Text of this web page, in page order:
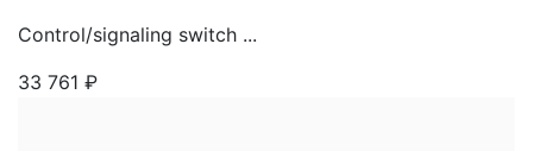
Control/signaling switch ...
33 761 ₽